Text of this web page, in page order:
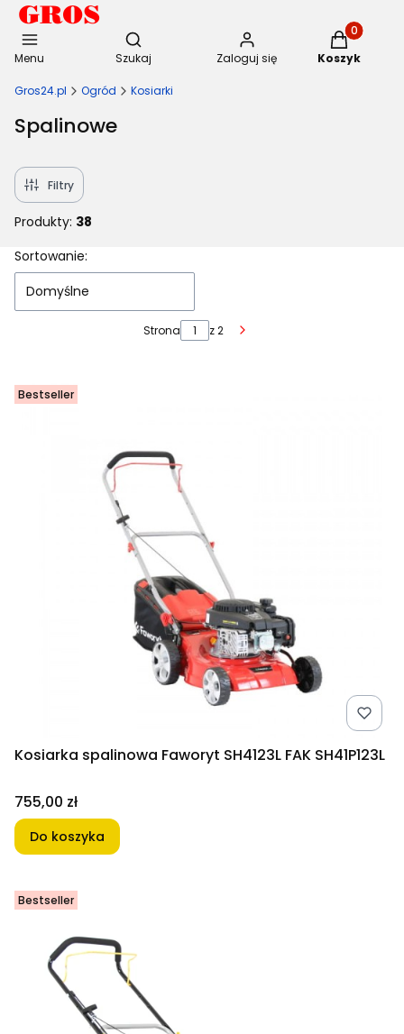
Menu
Otwórz wyszukiwarkę
Szukaj Zaloguj się
Produkty
Koszyk
Gros24.pl Ogród Kosiarki
Spalinowe
Filtry
Produkty: 38
Lista produktów
Sortowanie:
Domyślne
Strona z 2 Następne produkty
Bestseller
Kosiarka spalinowa Faworyt SH4123L FAK SH41P123L
Cena
755,00 zł
Do koszyka
Bestseller